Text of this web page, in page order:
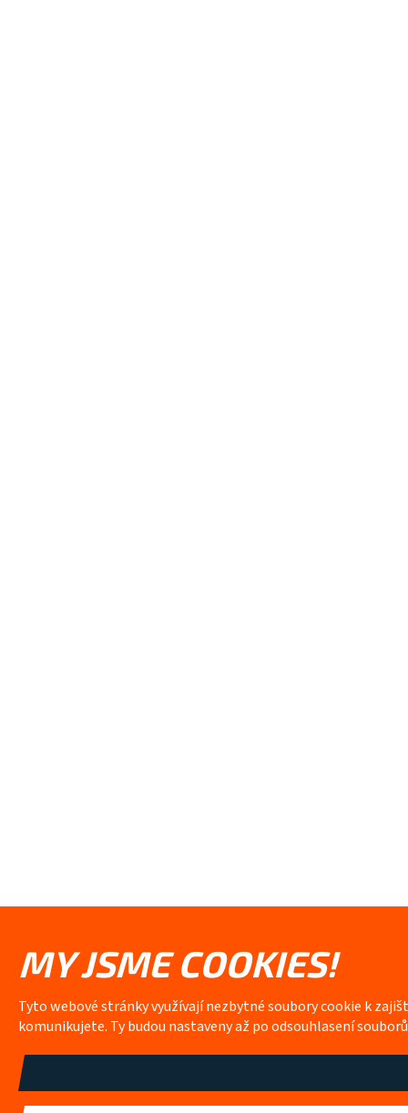
MY JSME COOKIES!
Tyto webové stránky využívají nezbytné soubory cookie k
komunikujete. Ty budou nastaveny až po odsouhlasení